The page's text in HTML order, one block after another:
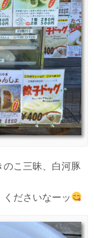
のこ三昧、白河豚
くださいなーッ